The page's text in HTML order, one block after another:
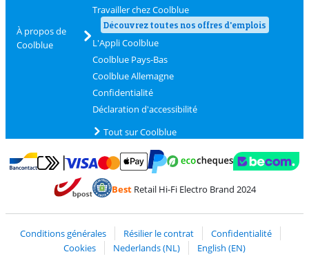
À propos de
Coolblue
Travailler chez Coolblue
Découvrez toutes nos offres d'emplois
L'Appli Coolblue
Coolblue Pays-Bas
Coolblue Allemagne
Confidentialité
Déclaration d'accessibilité
Tout sur Coolblue
Payer avec Bancontact
Payer avec MasterCard et Visa via ClickToPay
Payer avec PayPal
BestRetail Hi-Fi Electro Brand 2024
Conditions générales Résilier le contrat
Confidentialité
Cookies
Nederlands (NL)
English (EN)